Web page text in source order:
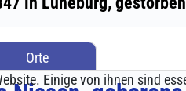
Einige von ihnen sind